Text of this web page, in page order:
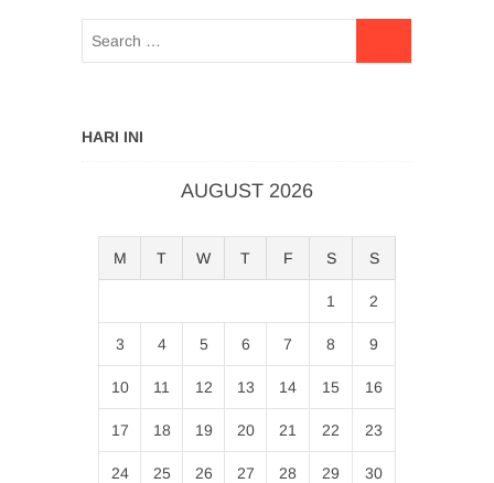
HARI INI
AUGUST 2026
M T W T F S S
1 2
3 4 5 6 7 8 9
10 11 12 13 14 15 16
17 18 19 20 21 22 23
24 25 26 27 28 29 30